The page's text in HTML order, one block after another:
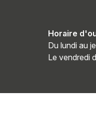
Horaire
Du lundi au
Le vendredi